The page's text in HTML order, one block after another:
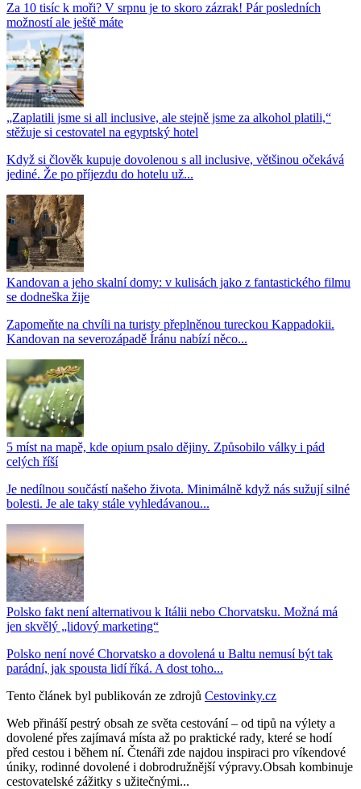
Za 10 tisíc k moři? V srpnu je to skoro zázrak! Pár posledních
možností ale ještě máte
„Zaplatili jsme si all inclusive, ale stejně jsme za alkohol platili,“
stěžuje si cestovatel na egyptský hotel
Když si člověk kupuje dovolenou s all inclusive, většinou očekává
jediné. Že po příjezdu do hotelu už...
Kandovan a jeho skalní domy: v kulisách jako z fantastického filmu
se dodneška žije
Zapomeňte na chvíli na turisty přeplněnou tureckou Kappadokii.
Kandovan na severozápadě Íránu nabízí něco...
5 míst na mapě, kde opium psalo dějiny. Způsobilo války i pád
celých říší
Je nedílnou součástí našeho života. Minimálně když nás sužují silné
bolesti. Je ale taky stále vyhledávanou...
Polsko fakt není alternativou k Itálii nebo Chorvatsku. Možná má
jen skvělý „lidový marketing“
Polsko není nové Chorvatsko a dovolená u Baltu nemusí být tak
parádní, jak spousta lidí říká. A dost toho...
Tento článek byl publikován ze zdrojů Cestovinky.cz
Web přináší pestrý obsah ze světa cestování – od tipů na výlety a
dovolené přes zajímavá místa až po praktické rady, které se hodí
před cestou i během ní. Čtenáři zde najdou inspiraci pro víkendové
úniky, rodinné dovolené i dobrodružnější výpravy.Obsah kombinuje
cestovatelské zážitky s užitečnými...